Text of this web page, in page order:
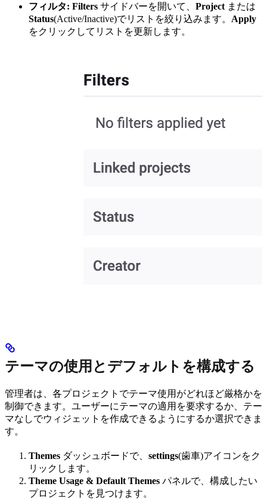
フィルタ: Filters サイドバーを開いて、 Project または
Status(Active/Inactive)でリストを絞り込みます。 Apply
をクリックしてリストを更新します。
テーマの使用とデフォルトを構成する
管理者は、各プロジェクトでテーマ使用がどれほど厳格かを
制御できます。ユーザーにテーマの適用を要求するか、テー
マなしでウィジェットを作成できるようにするか選択できま
す。
Themes ダッシュボードで、 settings(歯車)アイコンをク
リックします。
Theme Usage & Default Themes パネルで、構成したい
プロジェクトを見つけます。